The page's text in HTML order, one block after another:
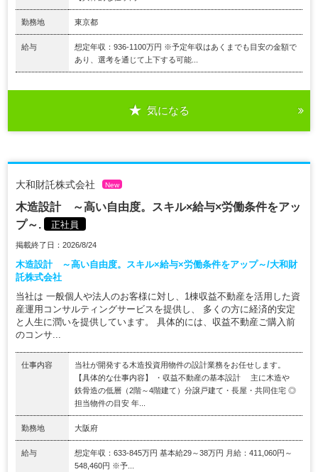
勤務地 東京都
給与
想定年収：936-1100万円 ※予定年収はあくまでも目安の金額で
あり、選考を通じて上下する可能...
気になる
大和財託株式会社 New
木造設計 ～高い自由度。スキル×給与×労働条件をアッ
プ～.
正社員
掲載終了日：2026/8/24
木造設計 ～高い自由度。スキル×給与×労働条件をアップ～/大和財
託株式会社
当社は 一般個人や法人のお客様に対し、1棟収益不動産を活用した資
産運用コンサルティングサービスを提供し、 多くの方に経済的安定
と人生に潤いを提供しています。 具体的には、収益不動産ご購入前
のコンサ...
仕事内容
当社が開発する木造投資用物件の設計業務をお任せします。
【具体的な仕事内容】 ・収益不動産の基本設計 主に木造や
鉄骨造の低層（2階～4階建て）分譲戸建て・長屋・共同住宅 ◎
担当物件の目安 年...
勤務地 大阪府
給与
想定年収：633-845万円 基本給29～38万円 月給：411,060円～
548,460円 ※予...